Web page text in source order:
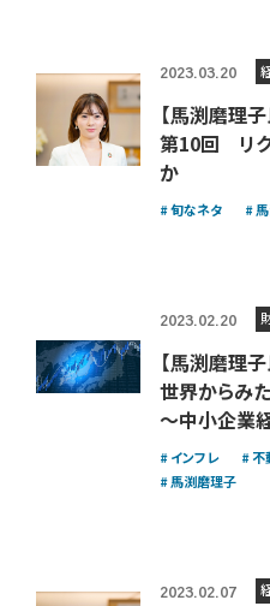
2023.03.20
【馬渕磨理
第10回 リク
か
旬なネタ
2023.02.20
【馬渕磨理
世界からみ
〜中小企業
化策とポート
インフレ 不
馬渕磨理子
2023.02.07